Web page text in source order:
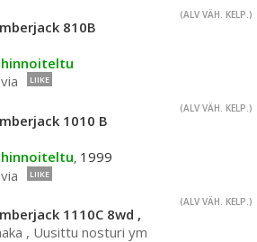
(ALV VÄH. KELP.)
810B
hinnoiteltu
LIIKE
(ALV VÄH. KELP.)
1010 B
hinnoiteltu, 1999
LIIKE
(ALV VÄH. KELP.)
1110C 8wd ,
, Uusittu nosturi ym